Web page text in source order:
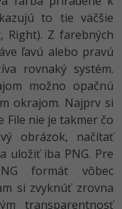
to tie väčšie
Right). Z farebných
ľavú alebo pravú
rovnaký systém.
možno opačnú
okrajom. Najprv si
File nie je takmer čo
obrázok, načítať
uložiť iba PNG. Pre
formát vôbec
si zvyknúť zrovna
transparentnosť